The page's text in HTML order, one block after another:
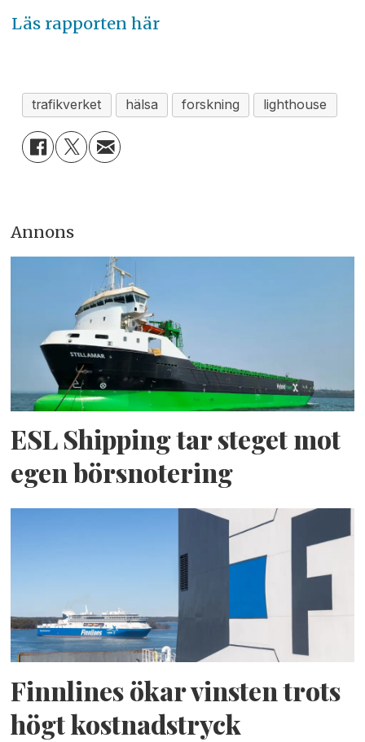
Läs rapporten här
trafikverket hälsa forskning lighthouse
Annons
ESL Shipping tar steget mot
egen börsnotering
Finnlines ökar vinsten trots
högt kostnadstryck